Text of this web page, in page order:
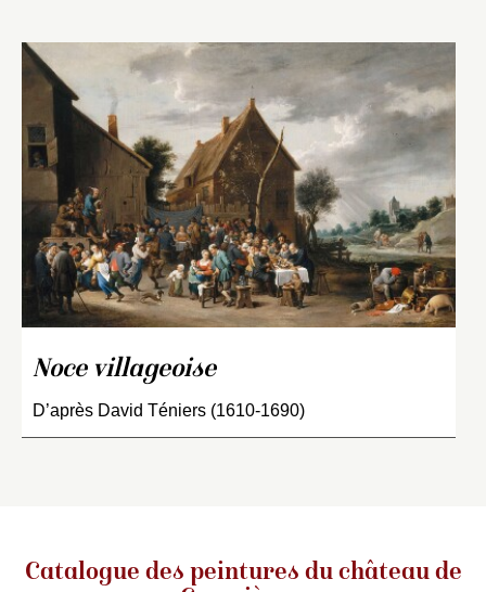
Noce villageoise
D’après David Téniers (1610-1690)
Catalogue des peintures du château de